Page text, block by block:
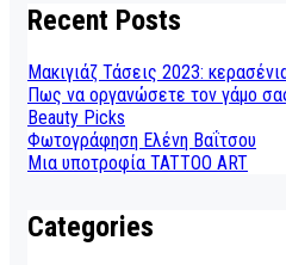
Recent Posts
Μακιγιάζ Τάσεις 2023:
Πως να οργανώσετε τον γάμο
Beauty Picks
Φωτογράφηση Ελένη Βαΐτσου
Μια υποτροφία TATTOO ART
Categories